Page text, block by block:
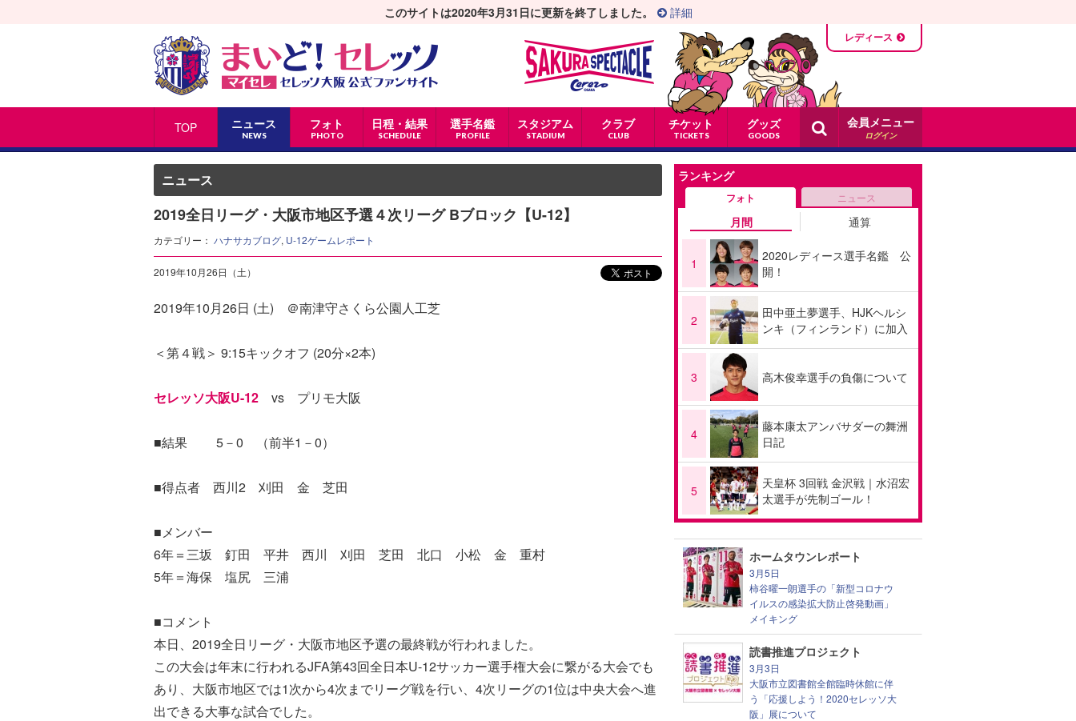
TOP ニュース
NEWS
フォト
PHOTO
日程・結果
SCHEDULE
選手名鑑
PROFILE
スタジアム
STADIUM
クラブ
CLUB
チケット
TICKETS
グッズ
GOODS
このサイトは2020年3月31日に更新を終了しました。 詳細
レディース
会員メニュー
ログイン
ニュース
2019全日リーグ・大阪市地区予選４次リーグ Bブロック【U-12】
カテゴリー： ハナサカブログ, U-12ゲームレポート
2019年10月26日（土）
2019年10月26日 (土) ＠南津守さくら公園人工芝
＜第４戦＞ 9:15キックオフ (20分×2本)
セレッソ大阪U-12 vs プリモ大阪
■結果 5－0 （前半1－0）
■得点者 西川2 刈田 金 芝田
■メンバー
6年＝三坂 釘田 平井 西川 刈田 芝田 北口 小松 金 重村
5年＝海保 塩尻 三浦
■コメント
本日、2019全日リーグ・大阪市地区予選の最終戦が行われました。
この大会は年末に行われるJFA第43回全日本U-12サッカー選手権大会に繋がる大会でも
あり、大阪市地区では1次から4次までリーグ戦を行い、4次リーグの1位は中央大会へ進
出できる大事な試合でした。
ランキング
フォト ニュース
月間 通算
1
2020レディース選手名鑑 公
開！
2
田中亜土夢選手、HJKヘルシ
ンキ（フィンランド）に加入
3 高木俊幸選手の負傷について
4
藤本康太アンバサダーの舞洲
日記
5
天皇杯 3回戦 金沢戦｜水沼宏
太選手が先制ゴール！
ホームタウンレポート
3月5日
柿谷曜一朗選手の「新型コロナウ
イルスの感染拡大防止啓発動画」
メイキング
読書推進プロジェクト
3月3日
大阪市立図書館全館臨時休館に伴
う「応援しよう！2020セレッソ大
阪」展について